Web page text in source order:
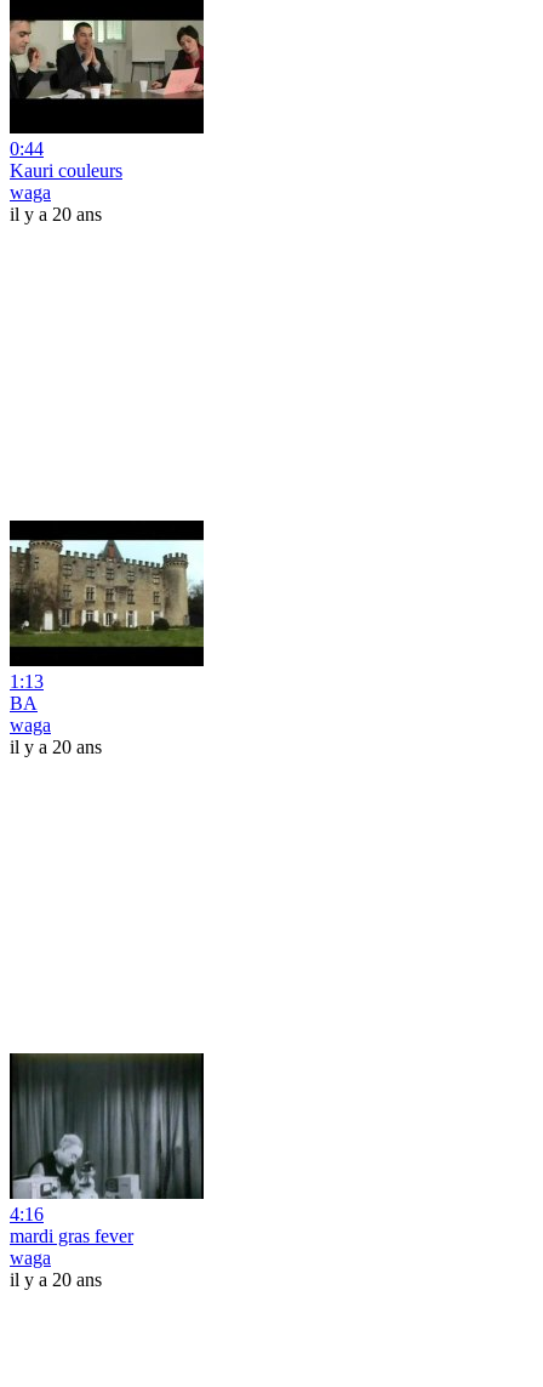
0:44
Kauri couleurs
waga
il y a 20 ans
1:13
BA
waga
il y a 20 ans
4:16
mardi gras fever
waga
il y a 20 ans